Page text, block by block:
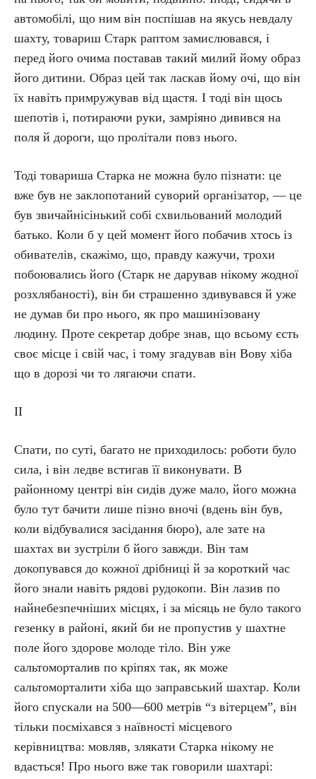
автомобілі, що ним він поспішав на якусь невдалу
шахту, товариш Старк раптом замислювався, і
перед його очима поставав такий милий йому образ
його дитини. Образ цей так ласкав йому очі, що він
їх навіть примружував від щастя. І тоді він щось
шепотів і, потираючи руки, замріяно дивився на
поля й дороги, що пролітали повз нього.
Тоді товариша Старка не можна було пізнати: це
вже був не заклопотаний суворий організатор, — це
був звичайнісінький собі схвильований молодий
батько. Коли б у цей момент його побачив хтось із
обивателів, скажімо, що, правду кажучи, трохи
побоювались його (Старк не дарував нікому жодної
розхлябаності), він би страшенно здивувався й уже
не думав би про нього, як про машинізовану
людину. Проте секретар добре знав, що всьому єсть
своє місце і свій час, і тому згадував він Вову хіба
що в дорозі чи то лягаючи спати.
ІI
Спати, по суті, багато не приходилось: роботи було
сила, і він ледве встигав її виконувати. В
районному центрі він сидів дуже мало, його можна
було тут бачити лише пізно вночі (вдень він був,
коли відбувалися засідання бюро), але зате на
шахтах ви зустріли б його завжди. Він там
докопувався до кожної дрібниці й за короткий час
його знали навіть рядові рудокопи. Він лазив по
найнебезпечніших місцях, і за місяць не було такого
гезенку в районі, який би не пропустив у шахтне
поле його здорове молоде тіло. Він уже
сальтоморталив по кріпях так, як може
сальтоморталити хіба що заправський шахтар. Коли
його спускали на 500—600 метрів “з вітерцем”, він
тільки посміхався з наївності місцевого
керівництва: мовляв, злякати Старка нікому не
вдасться! Про нього вже так говорили шахтарі: